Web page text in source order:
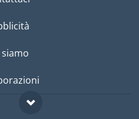
siamo